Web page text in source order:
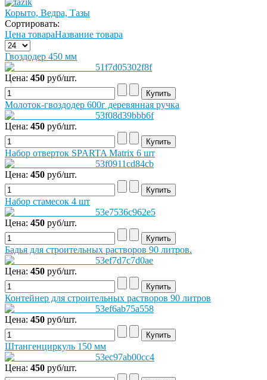
Корыто, Ведра, Тазы
Сортировать:
Цена товараНазвание товара
Гвоздодер 450 мм
Цена: 450 руб/шт.
Молоток-гвоздодер 600г деревянная ручка
Цена: 450 руб/шт.
Набор отверток SPARTA Matrix 6 шт
Цена: 450 руб/шт.
Набор стамесок 4 шт
Цена: 450 руб/шт.
Бадья для строительных растворов 90 литров.
Цена: 450 руб/шт.
Контейнер для строительных растворов 90 литров
Цена: 450 руб/шт.
Штангенциркуль 150 мм
Цена: 450 руб/шт.